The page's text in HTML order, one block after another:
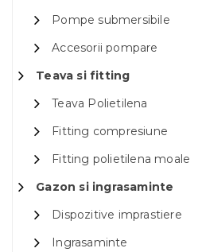
Pompe submersibile
Accesorii pompare
Teava si fitting
Teava Polietilena
Fitting compresiune
Fitting polietilena moale
Gazon si ingrasaminte
Dispozitive imprastiere
Ingrasaminte